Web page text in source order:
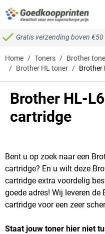
Ga naar de inhoud
Gratis verzending boven €50
Home / Toners / Brother
/ Brother HL toner / Brother
Brother HL-
cartridge
Bent u op zoek naar een
cartridge? En u wilt deze
cartridge extra voordelig
goede adres! Wij leveren de
cartridge voor een zeer
Staat jouw toner hier niet